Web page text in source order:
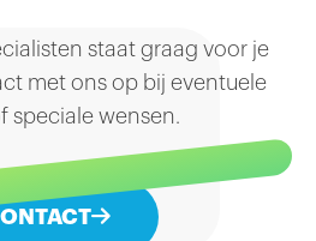
staat graag voor je
met ons op bij eventuele
speciale wensen.